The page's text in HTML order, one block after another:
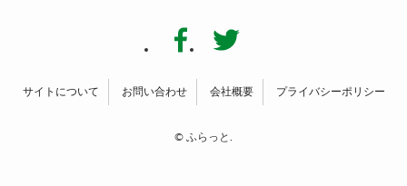
サイトについて お問い合わせ 会社概要 プライバシーポリシー
© ふらっと.